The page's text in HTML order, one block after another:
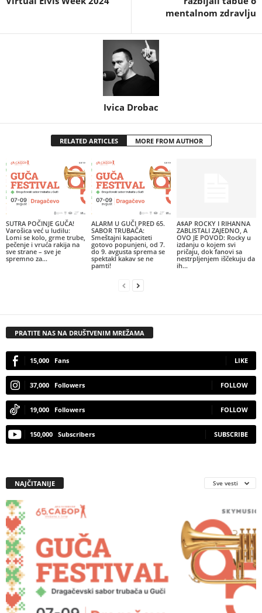
mentalnom zdravlju
Ivica Drobac
RELATED ARTICLES MORE FROM AUTHOR
SUTRA POČINJE GUČA!
Varošica već u ludilu:
Lomi se kolo, grme trube,
pečenje i vruća rakija na
sve strane – sve je
spremno za...
ALARM U GUČI PRED 65.
SABOR TRUBAČA:
Smeštajni kapaciteti
gotovo popunjeni, od 7.
do 9. avgusta sprema se
spektakl kakav se ne
pamti!
A$AP ROCKY I RIHANNA
ZABLISTALI ZAJEDNO, A
OVO JE POVOD: Rocky u
izdanju o kojem svi
pričaju, dok fanovi sa
nestrpljenjem iščekuju da
ih...
PRATITE NAS NA DRUŠTVENIM MREŽAMA
15,000 Fans LIKE
37,000 Followers FOLLOW
19,000 Followers FOLLOW
150,000 Subscribers SUBSCRIBE
NAJČITANIJE Sve vesti